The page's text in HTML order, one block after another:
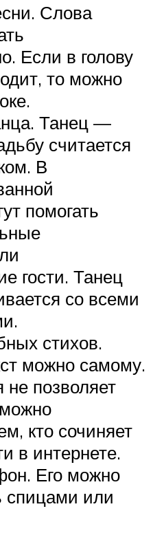
Слова
Если в голову
то можно
Танец —
считается
В
помогать
гости. Танец
со всеми
стихов.
можно самому.
позволяет
кто сочиняет
в интернете.
Его можно
спицами или